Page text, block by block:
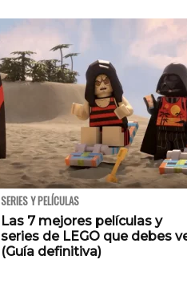
SERIES Y PELÍCULAS
Las 7 mejores películas y
series de LEGO que debes
(Guía definitiva)